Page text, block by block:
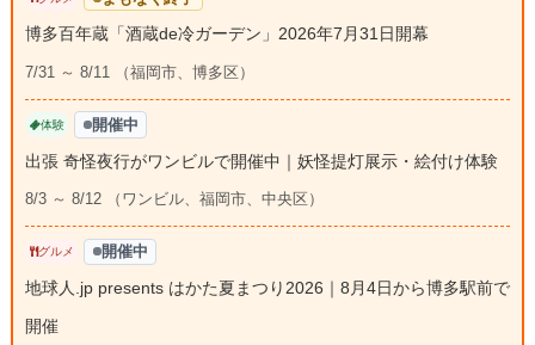
博多百年蔵「酒蔵de冷ガーデン」2026年7月31日開幕
7/31 ～ 8/11 （福岡市、博多区）
体験 開催中
出張 奇怪夜行がワンビルで開催中｜妖怪提灯展示・絵付け体験
8/3 ～ 8/12 （ワンビル、福岡市、中央区）
グルメ 開催中
地球人.jp presents はかた夏まつり2026｜8月4日から博多駅前で
開催